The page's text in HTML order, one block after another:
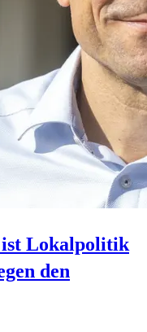
Lokalpolitik
den